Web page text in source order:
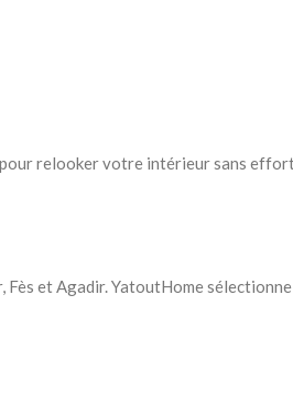
relooker votre intérieur sans
et Agadir. YatoutHome